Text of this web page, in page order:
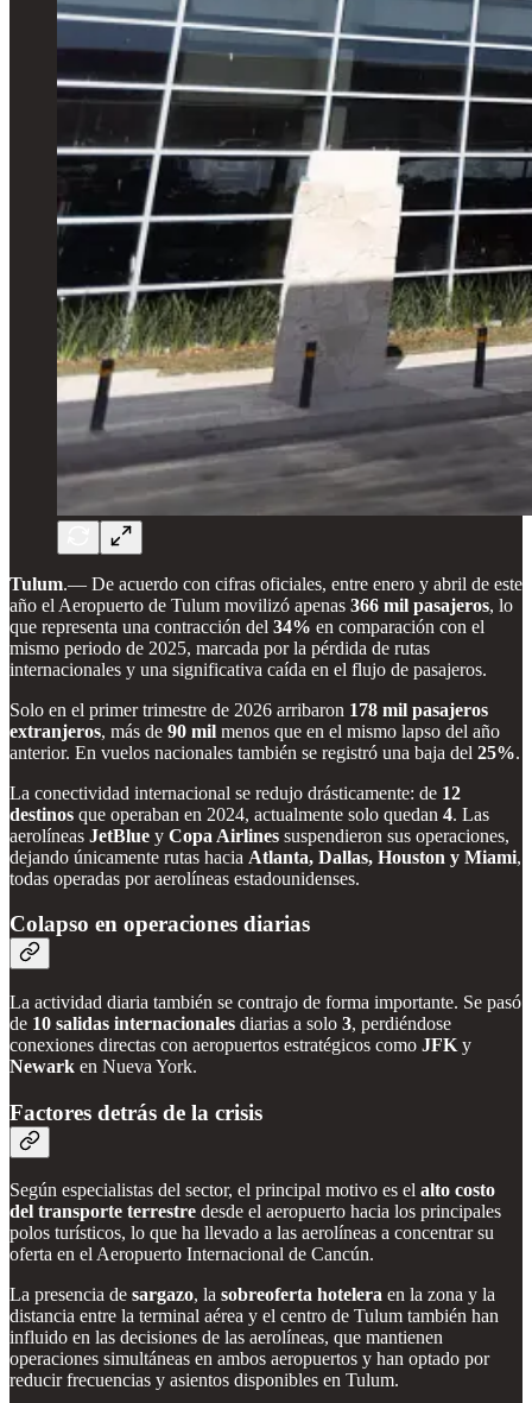
Tulum.— De acuerdo con cifras oficiales, entre enero y abril de este
año el Aeropuerto de Tulum movilizó apenas 366 mil pasajeros, lo
que representa una contracción del 34% en comparación con el
mismo periodo de 2025, marcada por la pérdida de rutas
internacionales y una significativa caída en el flujo de pasajeros.
Solo en el primer trimestre de 2026 arribaron 178 mil pasajeros
extranjeros, más de 90 mil menos que en el mismo lapso del año
anterior. En vuelos nacionales también se registró una baja del 25%.
La conectividad internacional se redujo drásticamente: de 12
destinos que operaban en 2024, actualmente solo quedan 4. Las
aerolíneas JetBlue y Copa Airlines suspendieron sus operaciones,
dejando únicamente rutas hacia Atlanta, Dallas, Houston y Miami,
todas operadas por aerolíneas estadounidenses.
Colapso en operaciones diarias
La actividad diaria también se contrajo de forma importante. Se pasó
de 10 salidas internacionales diarias a solo 3, perdiéndose
conexiones directas con aeropuertos estratégicos como JFK y
Newark en Nueva York.
Factores detrás de la crisis
Según especialistas del sector, el principal motivo es el alto costo
del transporte terrestre desde el aeropuerto hacia los principales
polos turísticos, lo que ha llevado a las aerolíneas a concentrar su
oferta en el Aeropuerto Internacional de Cancún.
La presencia de sargazo, la sobreoferta hotelera en la zona y la
distancia entre la terminal aérea y el centro de Tulum también han
influido en las decisiones de las aerolíneas, que mantienen
operaciones simultáneas en ambos aeropuertos y han optado por
reducir frecuencias y asientos disponibles en Tulum.